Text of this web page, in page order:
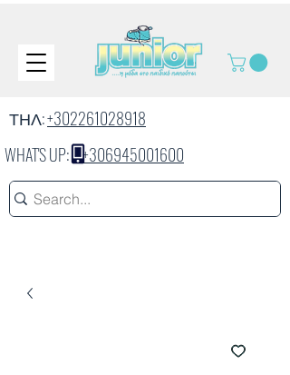
ΤΗΛ:+302261028918
WHAT'S UP:+306945001600